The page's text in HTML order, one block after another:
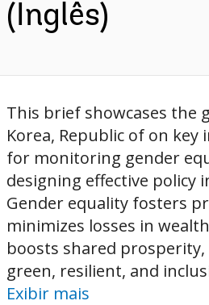
(Inglês)
This brief showcases the
Korea, Republic of on
for monitoring gender
designing effective policy
Gender equality fosters
minimizes losses in
boosts shared
green, resilient, and
Exibir mais